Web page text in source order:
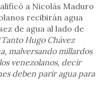
a Nicolás Maduro
recibirán agua
de agua al lado de
Tanto Hugo Chávez
malversando millardos
venezolanos, decir
deben parir agua para